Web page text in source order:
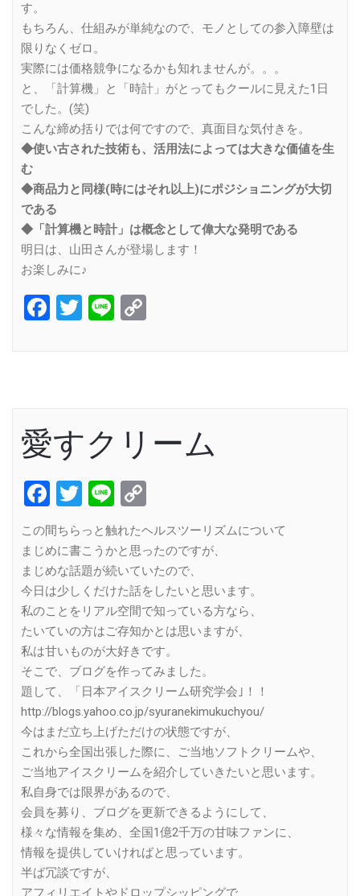
す。
もちろん、仕組みが単純なので、モノとしての参入障壁は
限りなくゼロ。
実際には価格競争になるかも知れませんが。。。
と、「計算機」と「時計」がとってもクールに見えた1日
でした。(笑)
こんな締め括りでは何ですので、真面目な気付きを。
◆使い古された技術も、活用法によっては大きな価値を生
む
◆商品力と同様(時にはそれ以上)にポジショニングが大切
である
◆「計算機と時計」は概念として偉大な発明である
明日は、山田さんが登場します！
お楽しみに♪
Facebook
Twitter
Line
愛すクリーム
Facebook
Twitter
Line
Link
この間ちらっと触れたヘルスツーリズムについて
まじめに書こうかと思ったのですが、
まじめな話題が続いていたので、
今日は少しくだけた話をしたいと思います。
私のことをリアル空間で知っている方なら、
たいていの方はご存知かとは思いますが、
私は甘いものが大好きです。
そこで、ブログを作ってみました。
題して、「日本アイスクリーム研究学会｣！！
http://blogs.yahoo.co.jp/syuranekimukuchyou/
今はまだ立ち上げただけの状態ですが、
これから全国出張した際に、ご当地ソフトクリームや、
ご当地アイスクリームを紹介していきたいと思います。
私自身では限界があるので、
会員を募り、ブログを更新できるようにして、
様々な情報を集め、全国1億2千万の甘味ファンに、
情報を提供していければと思っています。
半ば冗談ですが、
アフィリエイトやドロップシッピングで、